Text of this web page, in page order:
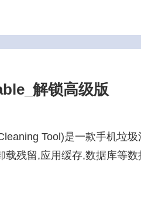
解锁高级版
Tool)是一款手机垃
残留,应用缓存,数据库等